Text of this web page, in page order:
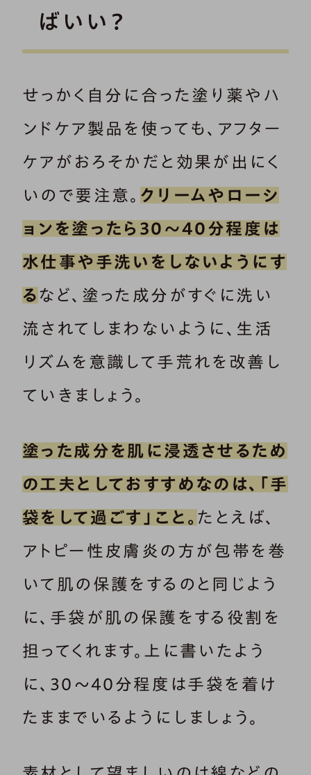
ばいい？
せっかく自分に合った塗り薬やハ
ンドケア製品を使っても、アフター
ケアがおろそかだと効果が出にく
いので要注意。 クリームやローシ
ョンを塗ったら30～40分程度は
水仕事や手洗いをしないようにす
る など、塗った成分がすぐに洗い
流されてしまわないように、生活
リズムを意識して手荒れを改善し
ていきましょう。
塗った成分を肌に浸透させるため
の工夫としておすすめなのは、「手
袋をして過ごす」こと。 たとえば、
アトピー性皮膚炎の方が包帯を巻
いて肌の保護をするのと同じよう
に、手袋が肌の保護をする役割を
担ってくれます。上に書いたよう
に、30～40分程度は手袋を着け
たままでいるようにしましょう。